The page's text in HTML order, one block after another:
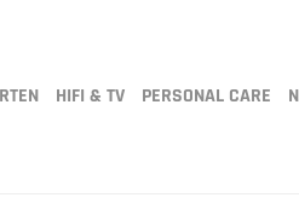
HIFI & TV PERSONAL CARE